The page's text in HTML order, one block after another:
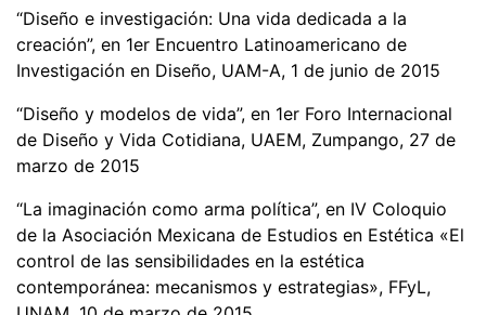
“Diseño e investigación: Una vida dedicada a la
creación”, en 1er Encuentro Latinoamericano de
Investigación en Diseño, UAM-A, 1 de junio de 2015
“Diseño y modelos de vida”, en 1er Foro Internacional
de Diseño y Vida Cotidiana, UAEM, Zumpango, 27 de
marzo de 2015
“La imaginación como arma política”, en IV Coloquio
de la Asociación Mexicana de Estudios en Estética «El
control de las sensibilidades en la estética
contemporánea: mecanismos y estrategias», FFyL,